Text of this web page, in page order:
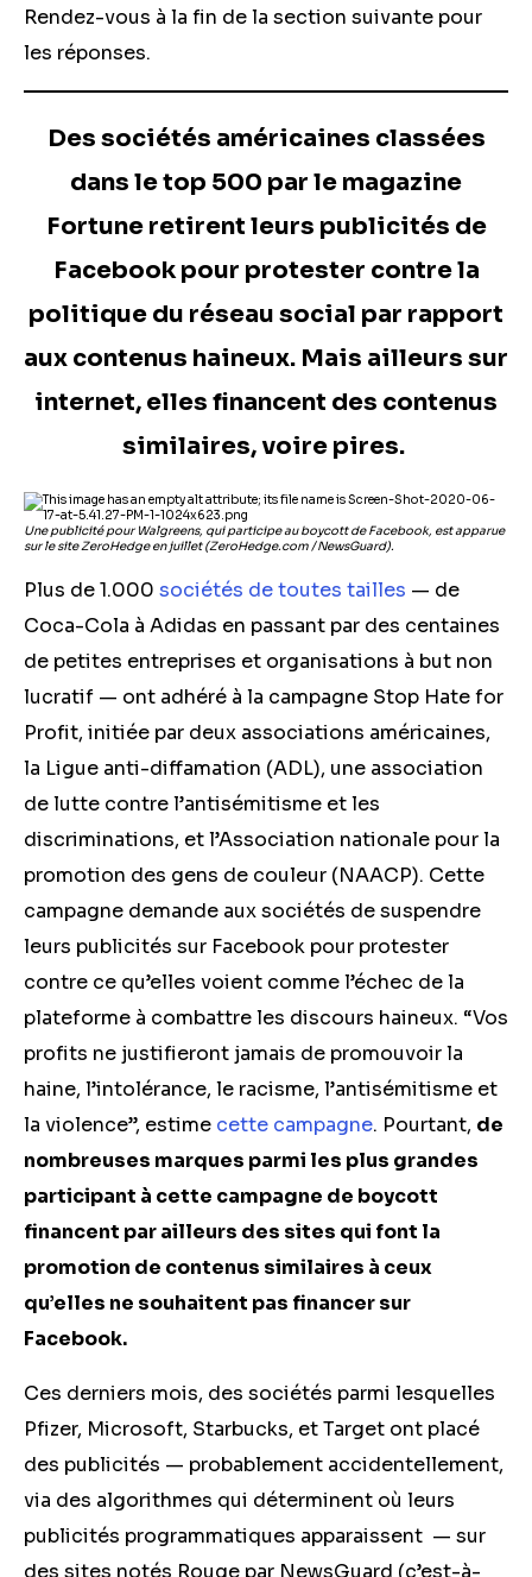
Rendez-vous à la fin de la section suivante pour
les réponses.
Des sociétés américaines classées
dans le top 500 par le magazine
Fortune retirent leurs publicités de
Facebook pour protester contre la
politique du réseau social par rapport
aux contenus haineux. Mais ailleurs sur
internet, elles financent des contenus
similaires, voire pires.
Une publicité pour Walgreens, qui participe au boycott de Facebook, est apparue
sur le site ZeroHedge en juillet (ZeroHedge.com / NewsGuard).
Plus de 1.000 sociétés de toutes tailles — de
Coca-Cola à Adidas en passant par des centaines
de petites entreprises et organisations à but non
lucratif — ont adhéré à la campagne Stop Hate for
Profit, initiée par deux associations américaines,
la Ligue anti-diffamation (ADL), une association
de lutte contre l’antisémitisme et les
discriminations, et l’Association nationale pour la
promotion des gens de couleur (NAACP). Cette
campagne demande aux sociétés de suspendre
leurs publicités sur Facebook pour protester
contre ce qu’elles voient comme l’échec de la
plateforme à combattre les discours haineux. “Vos
profits ne justifieront jamais de promouvoir la
haine, l’intolérance, le racisme, l’antisémitisme et
la violence”, estime cette campagne. Pourtant, de
nombreuses marques parmi les plus grandes
participant à cette campagne de boycott
financent par ailleurs des sites qui font la
promotion de contenus similaires à ceux
qu’elles ne souhaitent pas financer sur
Facebook.
Ces derniers mois, des sociétés parmi lesquelles
Pfizer, Microsoft, Starbucks, et Target ont placé
des publicités — probablement accidentellement,
via des algorithmes qui déterminent où leurs
publicités programmatiques apparaissent — sur
des sites notés Rouge par NewsGuard (c’est-à-